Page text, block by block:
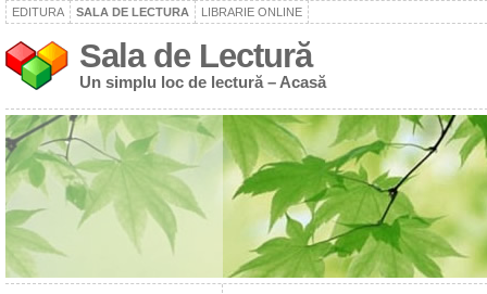
EDITURA SALA DE LECTURA LIBRARIE ONLINE
Sala de Lectură
Un simplu loc de lectură – Acasă